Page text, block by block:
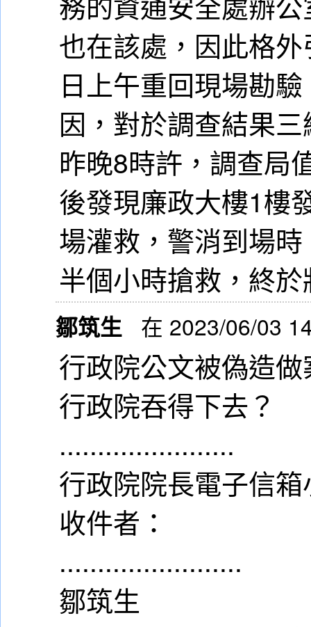
也在該處，因此格
日上午重回現場勘
因，對於調查結果
昨晚8時許，調查局
後發現廉政大樓1樓
場灌救，警消到場
半個小時搶救，終
鄒筑生 在 2023/06/03
行政院公文被偽造
行政院吞得下去？
.......................
行政院院長電子信
收件者：
........................
鄒筑生